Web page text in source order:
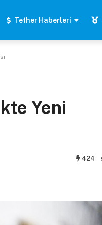
Tether Haberleri
Yeni
424